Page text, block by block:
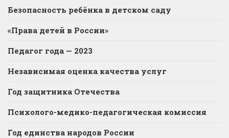
Безопасность ребёнка в детском саду
«Права детей в России»
Педагог года — 2023
Независимая оценка качества услуг
Год защитника Отечества
Психолого-медико-педагогическая комиссия
Год единства народов России